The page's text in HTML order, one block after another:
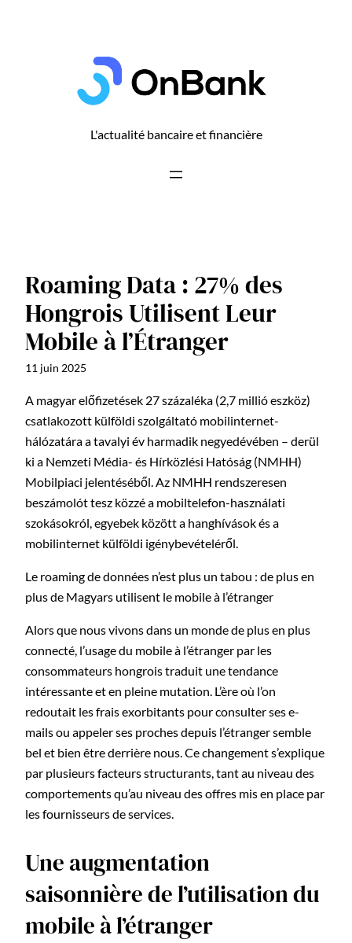
L'actualité bancaire et financière
Roaming Data : 27% des
Hongrois Utilisent Leur
Mobile à l’Étranger
11 juin 2025
A magyar előfizetések 27 százaléka (2,7 millió eszköz)
csatlakozott külföldi szolgáltató mobilinternet-
hálózatára a tavalyi év harmadik negyedévében – derül
ki a Nemzeti Média- és Hírközlési Hatóság (NMHH)
Mobilpiaci jelentéséből. Az NMHH rendszeresen
beszámolót tesz közzé a mobiltelefon-használati
szokásokról, egyebek között a hanghívások és a
mobilinternet külföldi igénybevételéről.
Le roaming de données n’est plus un tabou : de plus en
plus de Magyars utilisent le mobile à l’étranger
Alors que nous vivons dans un monde de plus en plus
connecté, l’usage du mobile à l’étranger par les
consommateurs hongrois traduit une tendance
intéressante et en pleine mutation. L’ère où l’on
redoutait les frais exorbitants pour consulter ses e-
mails ou appeler ses proches depuis l’étranger semble
bel et bien être derrière nous. Ce changement s’explique
par plusieurs facteurs structurants, tant au niveau des
comportements qu’au niveau des offres mis en place par
les fournisseurs de services.
Une augmentation
saisonnière de l’utilisation du
mobile à l’étranger